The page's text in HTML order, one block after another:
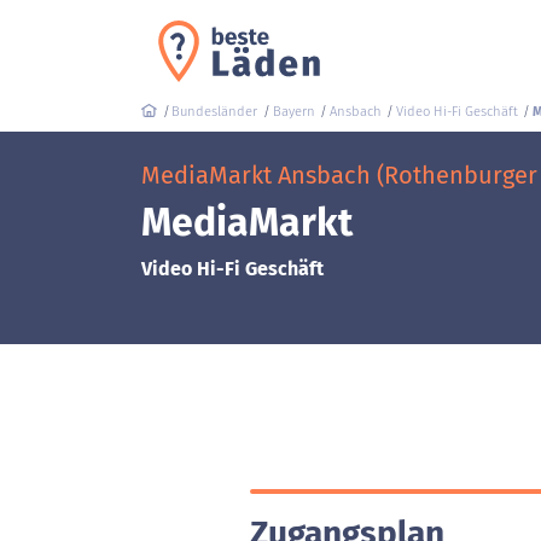
Bundesländer Bayern Ansbach Video Hi-Fi Geschäft
MediaMarkt Ansbach (Rothenburger
MediaMarkt
Video Hi-Fi Geschäft